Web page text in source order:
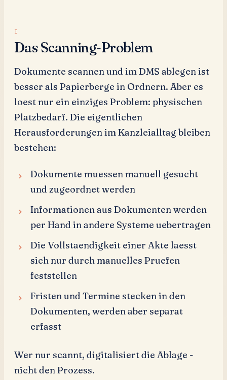
Das Scanning-Problem
Dokumente scannen und im DMS ablegen ist
besser als Papierberge in Ordnern. Aber es
loest nur ein einziges Problem: physischen
Platzbedarf. Die eigentlichen
Herausforderungen im Kanzleialltag bleiben
bestehen:
Dokumente muessen manuell gesucht
und zugeordnet werden
Informationen aus Dokumenten werden
per Hand in andere Systeme uebertragen
Die Vollstaendigkeit einer Akte laesst
sich nur durch manuelles Pruefen
feststellen
Fristen und Termine stecken in den
Dokumenten, werden aber separat
erfasst
Wer nur scannt, digitalisiert die Ablage -
nicht den Prozess.